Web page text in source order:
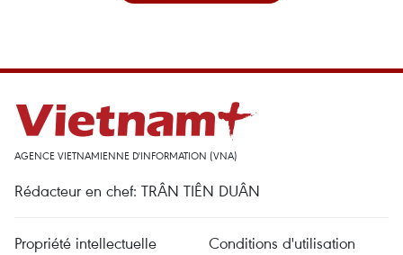
AGENCE VIETNAMIENNE D'INFORMATION (VNA)
Rédacteur en chef: TRÂN TIÊN DUÂN
Propriété intellectuelle
Conditions d'utilisation